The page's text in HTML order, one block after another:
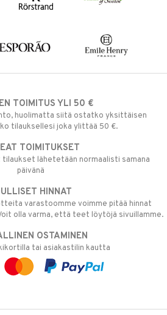
TOIMITUS YLI 50 €
huolimatta siitä ostatko yksittäisen
tilauksellesi joka ylittää 50 €.
TOIMITUKSET
tilaukset lähetetään normaalisti samana
päivänä
HINNAT
varastoomme voimme pitää hinnat
olla varma, että teet löytöjä sivuillamme.
OSTAMINEN
tai asiakastilin kautta